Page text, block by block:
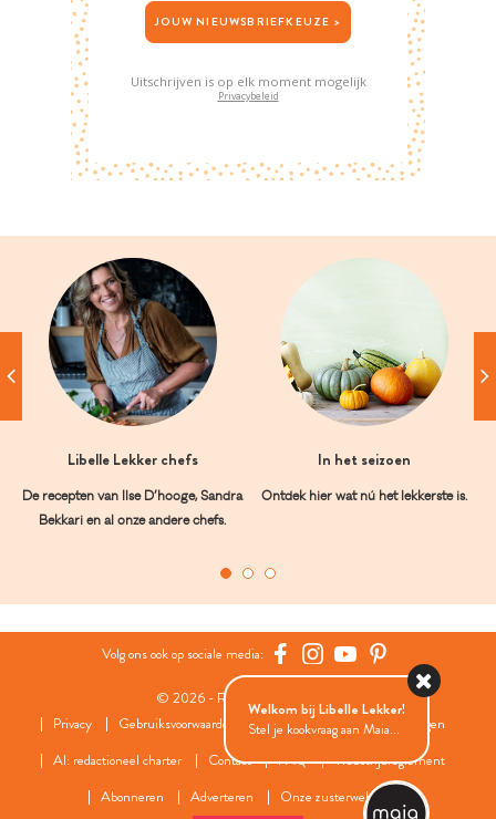
JOUW NIEUWSBRIEFKEUZE >
Uitschrijven is op elk moment mogelijk
Privacybeleid
Libelle Lekker chefs
De recepten van Ilse D’hooge, Sandra
Bekkari en al onze andere chefs.
In het seizoen
Ontdek hier wat nú het lekkerste is.
Volg ons ook op sociale media:
© 2026 - Roularta Media Group
Privacy
Gebruiksvoorwaarden Cookies
Cookies instellingen
AI: redactioneel charter
Contact FAQ
Wedstrijdreglement
Abonneren
Adverteren Onze zusterwebsites
Welkom bij Libelle Lekker!
Stel je kookvraag aan Maia...